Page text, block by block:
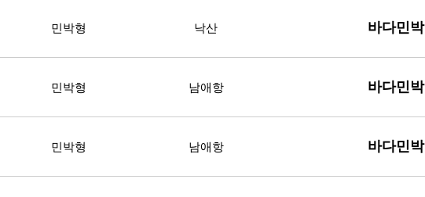
민박형 낙산 바다민박
민박형 남애항 바다민박
민박형 남애항 바다민박